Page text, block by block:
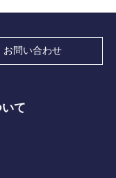
お問い合わせ
て